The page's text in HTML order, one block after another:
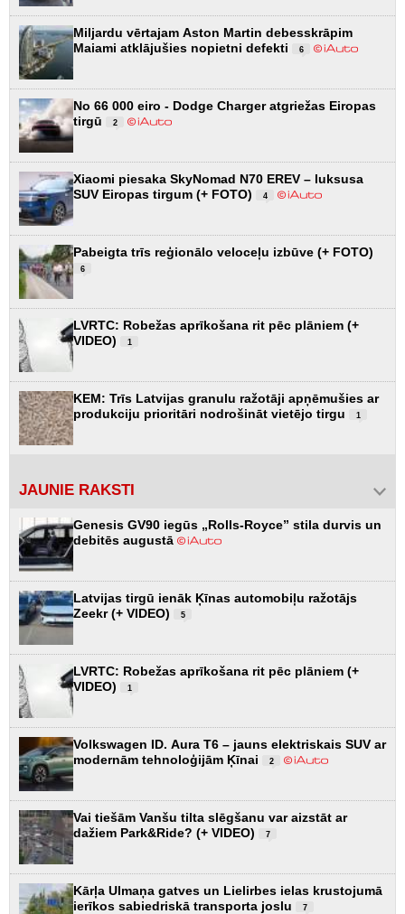
Miljardu vērtajam Aston Martin debesskrāpim
Maiami atklājušies nopietni defekti
6
No 66 000 eiro - Dodge Charger atgriežas Eiropas
tirgū
2
Xiaomi piesaka SkyNomad N70 EREV – luksusa
SUV Eiropas tirgum (+ FOTO)
4
Pabeigta trīs reģionālo veloceļu izbūve (+ FOTO)
6
LVRTC: Robežas aprīkošana rit pēc plāniem (+
VIDEO)
1
KEM: Trīs Latvijas granulu ražotāji apņēmušies ar
produkciju prioritāri nodrošināt vietējo tirgu
1
JAUNIE RAKSTI
Genesis GV90 iegūs „Rolls-Royce” stila durvis un
debitēs augustā
Latvijas tirgū ienāk Ķīnas automobiļu ražotājs
Zeekr (+ VIDEO)
5
LVRTC: Robežas aprīkošana rit pēc plāniem (+
VIDEO)
1
Volkswagen ID. Aura T6 – jauns elektriskais SUV ar
modernām tehnoloģijām Ķīnai
2
Vai tiešām Vanšu tilta slēgšanu var aizstāt ar
dažiem Park&Ride? (+ VIDEO)
7
Kārļa Ulmaņa gatves un Lielirbes ielas krustojumā
ierīkos sabiedriskā transporta joslu
7